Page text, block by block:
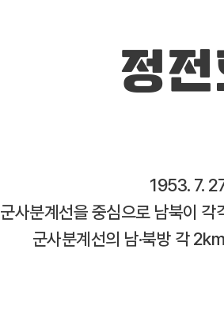
정
1953. 7.
군사분계선을 중심으로 남북이
군사분계선의 남·북방 각